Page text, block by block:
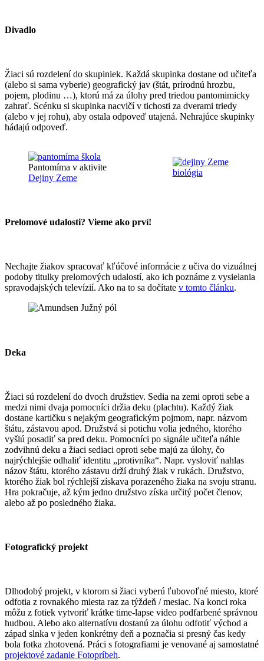
Divadlo
Žiaci sú rozdelení do skupiniek. Každá skupinka dostane od učiteľa
(alebo si sama vyberie) geografický jav (štát, prírodnú hrozbu,
pojem, plodinu …), ktorú má za úlohy pred triedou pantomimicky
zahrať. Scénku si skupinka nacvičí v tichosti za dverami triedy
(alebo v jej rohu), aby ostala odpoveď utajená. Nehrajúce skupinky
hádajú odpoveď.
Pantomíma v aktivite
Dejiny Zeme
Prelomové udalosti? Vieme ako prví!
Nechajte žiakov spracovať kľúčové informácie z učiva do vizuálnej
podoby titulky prelomových udalostí, ako ich poznáme z vysielania
spravodajských televízií. Ako na to sa dočítate v tomto článku.
Deka
Žiaci sú rozdelení do dvoch družstiev. Sedia na zemi oproti sebe a
medzi nimi dvaja pomocníci držia deku (plachtu). Každý žiak
dostane kartičku s nejakým geografickým pojmom, napr. názvom
štátu, zástavou apod. Družstvá si potichu volia jedného, ktorého
vyšlú posadiť sa pred deku. Pomocníci po signále učiteľa náhle
zodvihnú deku a žiaci sediaci oproti sebe majú za úlohy, čo
najrýchlejšie odhaliť identitu „protivníka“. Napr. vysloviť nahlas
názov štátu, ktorého zástavu drží druhý žiak v rukách. Družstvo,
ktorého žiak bol rýchlejší získava porazeného žiaka na svoju stranu.
Hra pokračuje, až kým jedno družstvo získa určitý počet členov,
alebo až po posledného žiaka.
Fotografický projekt
Dlhodobý projekt, v ktorom si žiaci vyberú ľubovoľné miesto, ktoré
odfotia z rovnakého miesta raz za týždeň / mesiac. Na konci roka
môžu z fotiek vytvoriť krátke time-lapse video podfarbené správnou
hudbou. Alebo ako alternatívu dostanú za úlohu odfotiť východ a
západ slnka v jeden konkrétny deň a poznačia si presný čas kedy
bola fotka zhotovená. ​Práci s fotografiami je venované aj samostatné
projektové zadanie Fotopríbeh.